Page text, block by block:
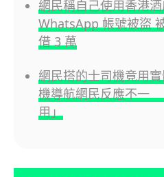
網民稱自己使用香港
WhatsApp 帳號被盜
借 3 萬
網民搭的士司機竟用
機導航網民反應不一
用」